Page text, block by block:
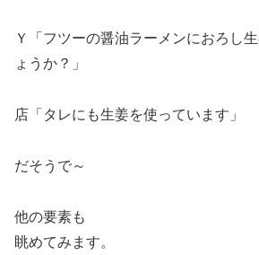
Ｙ「フツーの醤油ラーメンにおろし
ょうか？」
店「タレにも生姜を使っています」
だそうで～
他の要素も
眺めてみます。